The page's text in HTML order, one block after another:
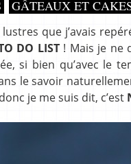
GÂTEAUX ET
que j’avais
DO LIST ! Mais je ne
si bien qu’avec le
le savoir
je me suis dit, c’est